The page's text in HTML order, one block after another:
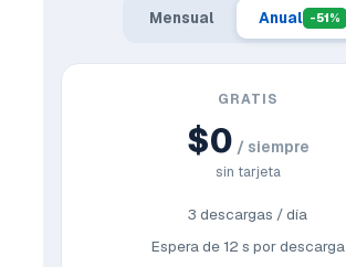
Mensual Anual -51%
GRATIS
$0 / siempre
sin tarjeta
3 descargas / día
Espera de 12 s por descarga